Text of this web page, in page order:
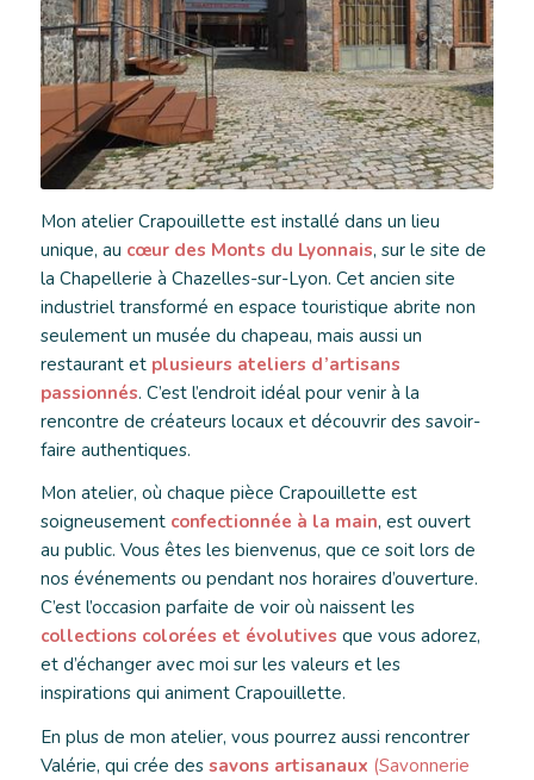
Mon atelier Crapouillette est installé dans un lieu
unique, au cœur des Monts du Lyonnais, sur le site de
la Chapellerie à Chazelles-sur-Lyon. Cet ancien site
industriel transformé en espace touristique abrite non
seulement un musée du chapeau, mais aussi un
restaurant et plusieurs ateliers d’artisans
passionnés. C’est l’endroit idéal pour venir à la
rencontre de créateurs locaux et découvrir des savoir-
faire authentiques.
Mon atelier, où chaque pièce Crapouillette est
soigneusement confectionnée à la main, est ouvert
au public. Vous êtes les bienvenus, que ce soit lors de
nos événements ou pendant nos horaires d’ouverture.
C’est l’occasion parfaite de voir où naissent les
collections colorées et évolutives que vous adorez,
et d’échanger avec moi sur les valeurs et les
inspirations qui animent Crapouillette.
En plus de mon atelier, vous pourrez aussi rencontrer
Valérie, qui crée des savons artisanaux (Savonnerie